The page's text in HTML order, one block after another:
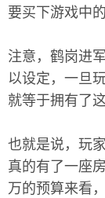
要买下游戏中
注意，鹤岗进
以设定，一旦
就等于拥有了
也就是说，玩
真的有了一座
万的预算来看